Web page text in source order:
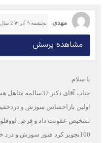
مهدی پنجشنبه ۹ آذر ۲( 2 سال پیش)
مشاهده پرسش
با سلام
اولین باراحساس سوزش و
100تجویز کرد هنوز سوزش و